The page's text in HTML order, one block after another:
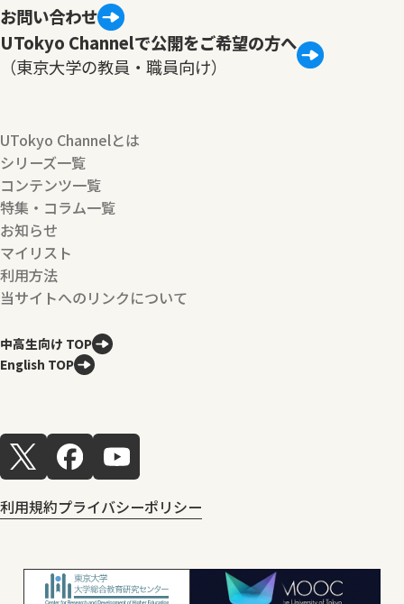
お問い合わせ
UTokyo Channelで公開をご希望の方へ
（東京大学の教員・職員向け）
UTokyo Channelとは
シリーズ一覧
コンテンツ一覧
特集・コラム一覧
お知らせ
マイリスト
利用方法
当サイトへのリンクについて
中高生向け TOP
English TOP
利用規約プライバシーポリシー